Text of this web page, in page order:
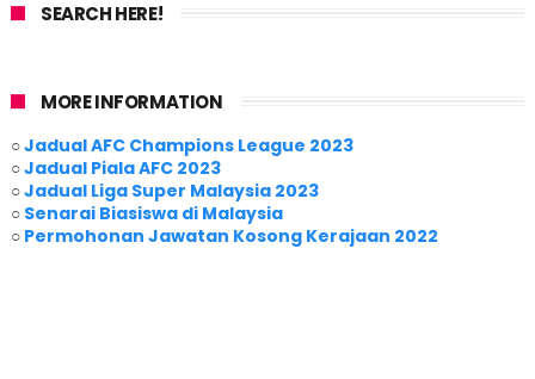
SEARCH HERE!
MORE INFORMATION
○Jadual AFC Champions League 2023
○Jadual Piala AFC 2023
○Jadual Liga Super Malaysia 2023
○ Senarai Biasiswa di Malaysia
○ Permohonan Jawatan Kosong Kerajaan 2022